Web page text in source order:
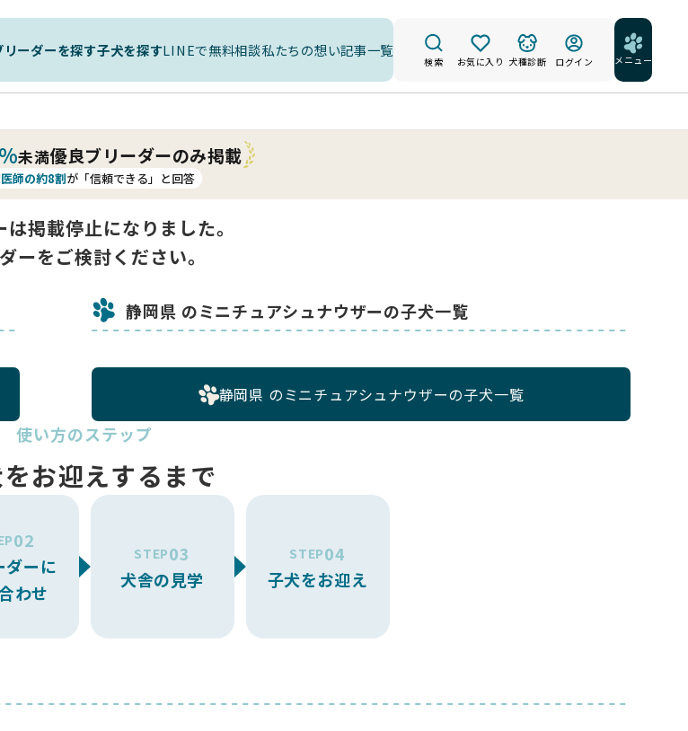
リーダーを探す子犬を探すLINEで無料相談私たちの想い記事一覧
検索 お気に入り 犬種診断 ログイン メニュー
未満優良ブリーダーのみ掲載
師の約8割が「信頼できる」と回答
掲載停止になりました。
ーをご検討ください。
静岡県 のミニチュアシュナウザーの子犬一覧
静岡県 のミニチュアシュナウザーの子犬一覧
使い方のステップ
お迎えするまで
02
ダーに
わせ
STEP03
犬舎の見学
STEP04
子犬をお迎え